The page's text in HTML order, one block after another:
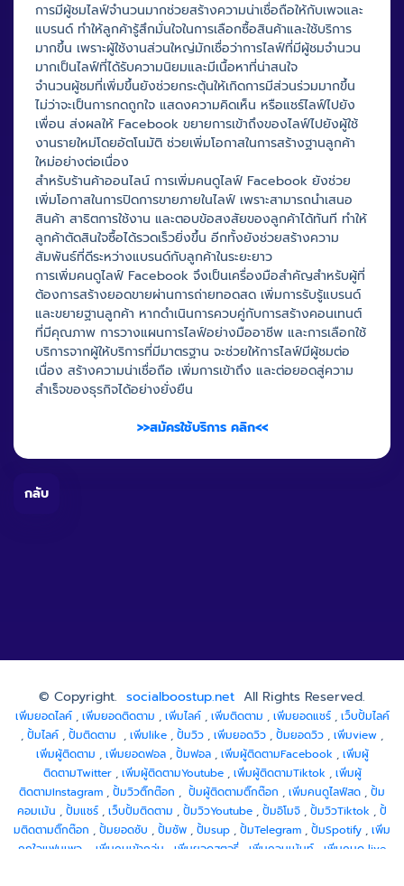
การมีผู้ชมไลฟ์จำนวนมากช่วยสร้างความน่าเชื่อถือให้กับเพจและ
แบรนด์ ทำให้ลูกค้ารู้สึกมั่นใจในการเลือกซื้อสินค้าและใช้บริการ
มากขึ้น เพราะผู้ใช้งานส่วนใหญ่มักเชื่อว่าการไลฟ์ที่มีผู้ชมจำนวน
มากเป็นไลฟ์ที่ได้รับความนิยมและมีเนื้อหาที่น่าสนใจ
จำนวนผู้ชมที่เพิ่มขึ้นยังช่วยกระตุ้นให้เกิดการมีส่วนร่วมมากขึ้น
ไม่ว่าจะเป็นการกดถูกใจ แสดงความคิดเห็น หรือแชร์ไลฟ์ไปยัง
เพื่อน ส่งผลให้ Facebook ขยายการเข้าถึงของไลฟ์ไปยังผู้ใช้
งานรายใหม่โดยอัตโนมัติ ช่วยเพิ่มโอกาสในการสร้างฐานลูกค้า
ใหม่อย่างต่อเนื่อง
สำหรับร้านค้าออนไลน์ การเพิ่มคนดูไลฟ์ Facebook ยังช่วย
เพิ่มโอกาสในการปิดการขายภายในไลฟ์ เพราะสามารถนำเสนอ
สินค้า สาธิตการใช้งาน และตอบข้อสงสัยของลูกค้าได้ทันที ทำให้
ลูกค้าตัดสินใจซื้อได้รวดเร็วยิ่งขึ้น อีกทั้งยังช่วยสร้างความ
สัมพันธ์ที่ดีระหว่างแบรนด์กับลูกค้าในระยะยาว
การเพิ่มคนดูไลฟ์ Facebook จึงเป็นเครื่องมือสำคัญสำหรับผู้ที่
ต้องการสร้างยอดขายผ่านการถ่ายทอดสด เพิ่มการรับรู้แบรนด์
และขยายฐานลูกค้า หากดำเนินการควบคู่กับการสร้างคอนเทนต์
ที่มีคุณภาพ การวางแผนการไลฟ์อย่างมืออาชีพ และการเลือกใช้
บริการจากผู้ให้บริการที่มีมาตรฐาน จะช่วยให้การไลฟ์มีผู้ชมต่อ
เนื่อง สร้างความน่าเชื่อถือ เพิ่มการเข้าถึง และต่อยอดสู่ความ
สำเร็จของธุรกิจได้อย่างยั่งยืน
>>สมัครใช้บริการ คลิก<<
กลับ
© Copyright. socialboostup.net All Rights Reserved.
เพิ่มยอดไลค์, เพิ่มยอดติดตาม , เพิ่มไลค์ , เพิ่มติดตาม , เพิ่มยอดแชร์, เว็บปั้มไลค์
, ปั้มไลค์ , ปั้มติดตาม , เพิ่มlike , ปั้มวิว , เพิ่มยอดวิว , ปั้มยอดวิว , เพิ่มview ,
เพิ่มผู้ติดตาม , เพิ่มยอดฟอล, ปั้มฟอล, เพิ่มผู้ติดตามFacebook , เพิ่มผู้
ติดตามTwitter, เพิ่มผู้ติดตามYoutube, เพิ่มผู้ติดตามTiktok , เพิ่มผู้
ติดตามInstagram , ปั้มวิวติ๊กต๊อก , ปั้มผู้ติดตามติ๊กต๊อก , เพิ่มคนดูไลฟ์สด , ปั้ม
คอมเม้น , ปั้มแชร์ , เว็บปั้มติดตาม , ปั้มวิวYoutube , ปั้มอิโมจิ , ปั้มวิวTiktok , ปั้
มติดตามติ๊กต๊อก , ปั้มยอดซับ , ปั้มซัพ , ปั้มsup , ปั้มTelegram , ปั้มSpotify , เพิ่ม
ถูกใจแฟนเพจ
เพิ่มคนเข้ากลุ่ม เพิ่มยอดสตอรี่ เพิ่มคอมเม้นท์
เพิ่มคนดู live